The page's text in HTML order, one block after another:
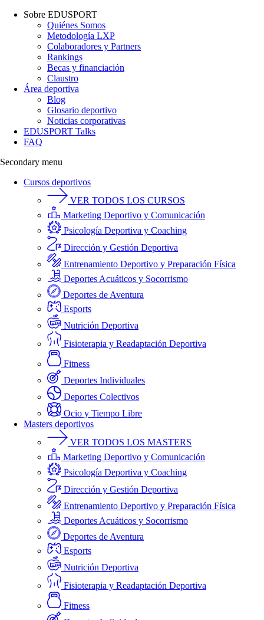
Sobre EDUSPORT
Quiénes Somos
Metodología LXP
Colaboradores y Partners
Rankings
Becas y financiación
Claustro
Área deportiva
Blog
Glosario deportivo
Noticias corporativas
EDUSPORT Talks
FAQ
Secondary menu
Cursos deportivos
VER TODOS LOS CURSOS
Marketing Deportivo y Comunicación
Psicología Deportiva y Coaching
Dirección y Gestión Deportiva
Entrenamiento Deportivo y Preparación Física
Deportes Acuáticos y Socorrismo
Deportes de Aventura
Esports
Nutrición Deportiva
Fisioterapia y Readaptación Deportiva
Fitness
Deportes Individuales
Deportes Colectivos
Ocio y Tiempo Libre
Masters deportivos
VER TODOS LOS MASTERS
Marketing Deportivo y Comunicación
Psicología Deportiva y Coaching
Dirección y Gestión Deportiva
Entrenamiento Deportivo y Preparación Física
Deportes Acuáticos y Socorrismo
Deportes de Aventura
Esports
Nutrición Deportiva
Fisioterapia y Readaptación Deportiva
Fitness